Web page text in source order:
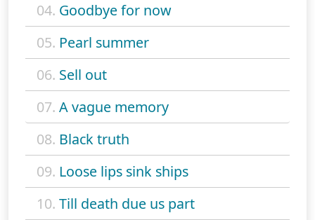
04. Goodbye for now
05. Pearl summer
06. Sell out
07. A vague memory
08. Black truth
09. Loose lips sink ships
10. Till death due us part